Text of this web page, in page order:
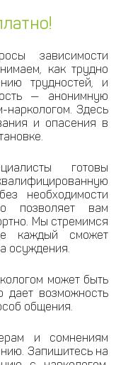
зависимости
как трудно
трудностей, и
— анонимную
наркологом. Здесь
и опасения в
готовы
необходимости
позволяет вам
Мы стремимся
каждый сможет
осуждения.
может быть
дает возможность
общения.
и сомнениям
Запишитесь на